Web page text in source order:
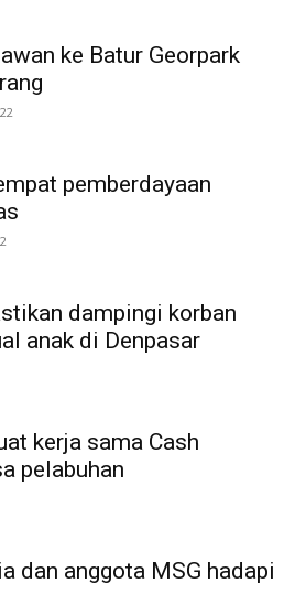
ke Batur Georpark
pemberdayaan
dampingi korban
anak di Denpasar
kerja sama Cash
pelabuhan
dan anggota MSG hadapi